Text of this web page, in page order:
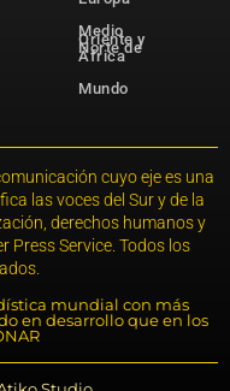
Medio
Oriente y
Norte de
África
Mundo
cuyo eje es una
las voces del Sur y de la
derechos humanos y
Press Service. Todos los
mundial con más
en desarrollo que en los